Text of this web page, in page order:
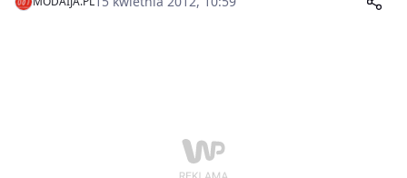
Rajstopy Laura Plus Size z unikalną technologią